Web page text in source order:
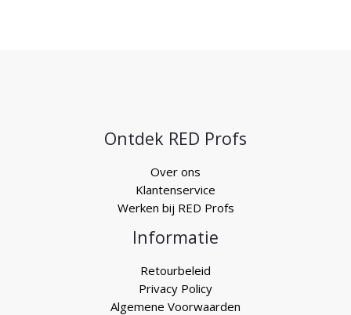
Ontdek RED Profs
Over ons
Klantenservice
Werken bij RED Profs
Informatie
Retourbeleid
Privacy Policy
Algemene Voorwaarden